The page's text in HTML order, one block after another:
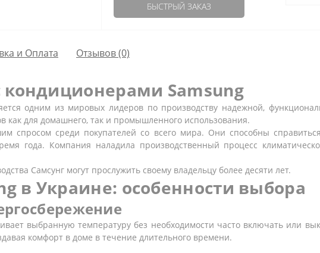
БЫСТРЫЙ ЗАКАЗ
и Оплата Отзывов (0)
Samsung
одним из мировых лидеров по производству надежной,
как для домашнего, так и промышленного использования.
спросом среди покупателей со всего мира. Они способны
года. Компания наладила производственный процесс
Самсунг могут прослужить своему владельцу более десяти лет.
в Украине: особенности выбора
выбранную температуру без необходимости часто включать или
комфорт в доме в течение длительного времени.